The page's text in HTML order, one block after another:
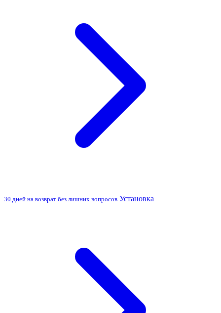
30 дней на возврат без лишних вопросов Установка